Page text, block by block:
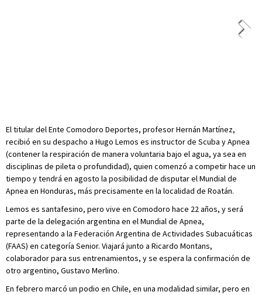
El titular del Ente Comodoro Deportes, profesor Hernán Martínez,
recibió en su despacho a Hugo Lemos es instructor de Scuba y Apnea
(contener la respiración de manera voluntaria bajo el agua, ya sea en
disciplinas de pileta o profundidad), quien comenzó a competir hace un
tiempo y tendrá en agosto la posibilidad de disputar el Mundial de
Apnea en Honduras, más precisamente en la localidad de Roatán.
Lemos es santafesino, pero vive en Comodoro hace 22 años, y será
parte de la delegación argentina en el Mundial de Apnea,
representando a la Federación Argentina de Actividades Subacuáticas
(FAAS) en categoría Senior. Viajará junto a Ricardo Montans,
colaborador para sus entrenamientos, y se espera la confirmación de
otro argentino, Gustavo Merlino.
En febrero marcó un podio en Chile, en una modalidad similar, pero en